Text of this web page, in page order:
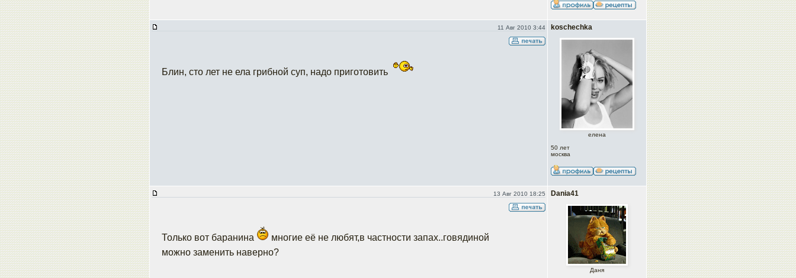
11 Авг 2010 3:44 koschechka
елена
50 лет
москва
Блин, сто лет не ела грибной суп, надо приготовить
13 Авг 2010 18:25 Dania41
Даня
Только вот баранина
многие её не любят,в частности запах..говядиной
можно заменить наверно?